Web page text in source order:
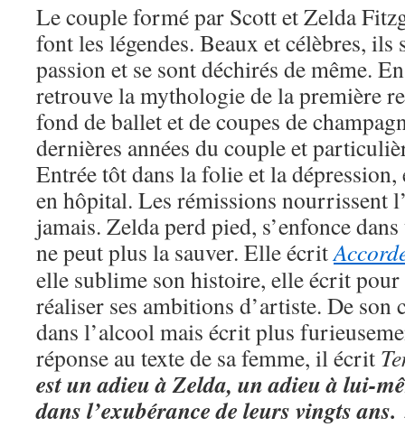
Le couple formé par Scott et Zelda
font les légendes. Beaux et célèbres, ils
passion et se sont déchirés de même.
retrouve la mythologie de la première
fond de ballet et de coupes de
dernières années du couple et
Entrée tôt dans la folie et la
en hôpital. Les rémissions nourrissent
jamais. Zelda perd pied, s’enfonce
ne peut plus la sauver. Elle écrit
elle sublime son histoire, elle écrit
réaliser ses ambitions d’artiste. De son
dans l’alcool mais écrit plus
réponse au texte de sa femme, il écrit
est un adieu à Zelda, un adieu à lui-
dans l’exubérance de leurs vingts ans.